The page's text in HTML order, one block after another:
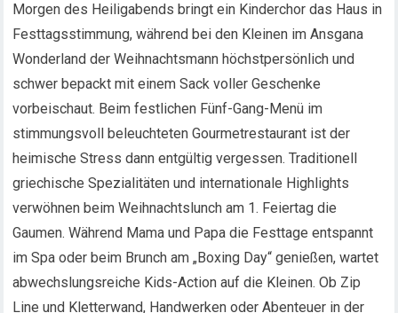
Morgen des Heiligabends bringt ein Kinderchor das Haus in
Festtagsstimmung, während bei den Kleinen im Ansgana
Wonderland der Weihnachtsmann höchstpersönlich und
schwer bepackt mit einem Sack voller Geschenke
vorbeischaut. Beim festlichen Fünf-Gang-Menü im
stimmungsvoll beleuchteten Gourmetrestaurant ist der
heimische Stress dann entgültig vergessen. Traditionell
griechische Spezialitäten und internationale Highlights
verwöhnen beim Weihnachtslunch am 1. Feiertag die
Gaumen. Während Mama und Papa die Festtage entspannt
im Spa oder beim Brunch am „Boxing Day“ genießen, wartet
abwechslungsreiche Kids-Action auf die Kleinen. Ob Zip
Line und Kletterwand, Handwerken oder Abenteuer in der